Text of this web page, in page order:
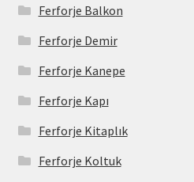
Ferforje Balkon
Ferforje Demir
Ferforje Kanepe
Ferforje Kapı
Ferforje Kitaplık
Ferforje Koltuk